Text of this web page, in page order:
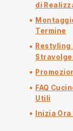
di
Termine
Restyling
FAQ
Utili
Inizia